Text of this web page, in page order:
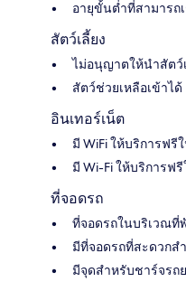
อายุขั้นต่ำที่สามารถ
สัตว์เลี้ยง
ไม่อนุญาตให้นำสัตว์
สัตว์ช่วยเหลือเข้าได้
อินเทอร์เน็ต
มี WiFi ให้บริการฟรี
มี Wi-Fi ให้บริการฟ
ที่จอดรถ
ที่จอดรถในบริเวณที่
มีที่จอดรถที่สะดวกส
มีจุดสำหรับชาร์จร